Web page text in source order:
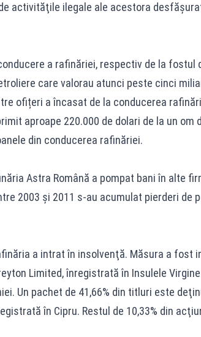
activităţile ilegale ale acestora
a rafinăriei, respectiv de la fostul
care valorau atunci peste cinci
ofițeri a încasat de la conducerea
aproape 220.000 de dolari de la un om
din conducerea rafinăriei.
Astra Română a pompat bani în alte
2003 şi 2011 s-au acumulat pierderi de
a intrat în insolvenţă. Măsura a fost
Limited, înregistrată în Insulele
Un pachet de 41,66% din titluri este
în Cipru. Restul de 10,33% din